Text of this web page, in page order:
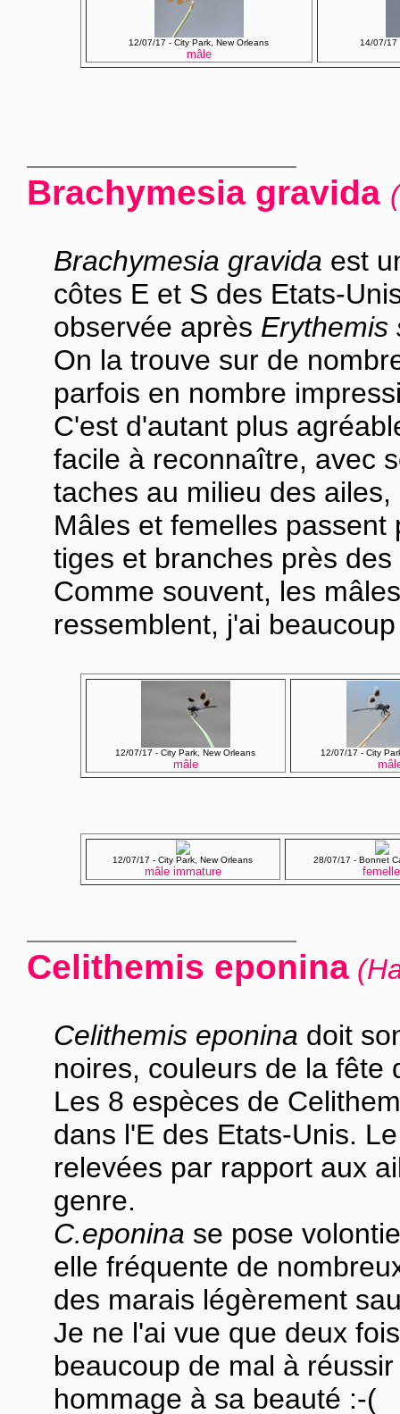
12/07/17 - City Park, New Orleans
mâle
14/07/17
Brachymesia gravida
Brachymesia gravida est
côtes E et S des Etats-
observée après Erythemis
On la trouve sur de
parfois en nombre
C'est d'autant plus
facile à reconnaître, avec
taches au milieu des
Mâles et femelles
tiges et branches près des
Comme souvent, les
ressemblent, j'ai
12/07/17 - City Park, New Orleans
mâle
12/07/17 - City
12/07/17 - City Park, New Orleans
mâle immature
28/07/17 - Bonnet
femelle
Celithemis eponina
Celithemis eponina doit
noires, couleurs de la fête
Les 8 espèces de
dans l'E des Etats-Unis.
relevées par rapport aux
genre.
C.eponina se pose
elle fréquente de
des marais légèrement
Je ne l'ai vue que deux
beaucoup de mal à
hommage à sa beauté :-(